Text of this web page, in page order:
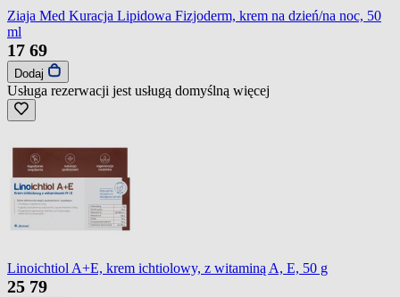
Ziaja Med Kuracja Lipidowa Fizjoderm, krem na dzień/na noc, 50
ml
17 69
Dodaj
Usługa rezerwacji jest usługą domyślną więcej
Linoichtiol A+E, krem ichtiolowy, z witaminą A, E, 50 g
25 79